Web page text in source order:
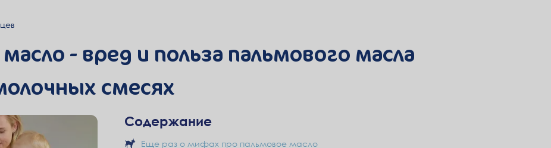
- вред и польза пальмового масла
смесях
Содержание
Еще раз о мифах про пальмовое масло